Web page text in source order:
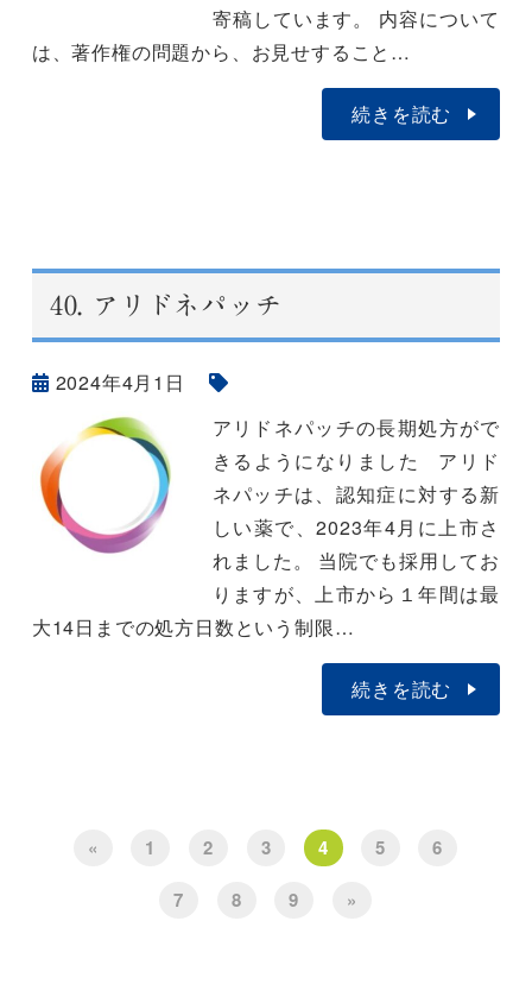
寄稿しています。 内容について
は、著作権の問題から、お見せすること…
続きを読む
40. アリドネパッチ
2024年4月1日
アリドネパッチの長期処方がで
きるようになりました アリド
ネパッチは、認知症に対する新
しい薬で、2023年4月に上市さ
れました。 当院でも採用してお
りますが、上市から１年間は最
大14日までの処方日数という制限…
続きを読む
« 1 2 3 4 5
6
7
8 9 »